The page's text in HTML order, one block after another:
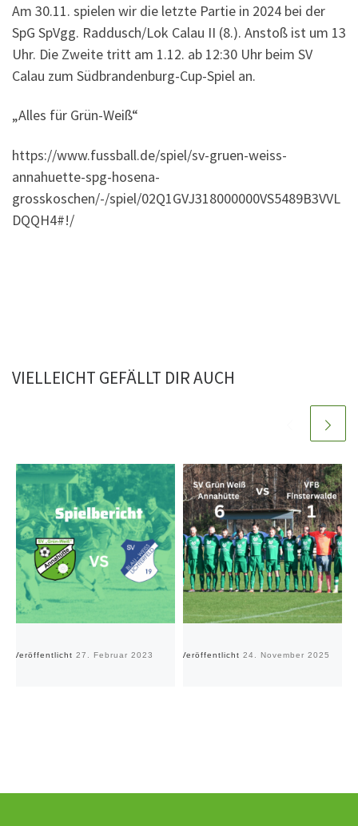
Am 30.11. spielen wir die letzte Partie in 2024 bei der
SpG SpVgg. Raddusch/Lok Calau II (8.). Anstoß ist um 13
Uhr. Die Zweite tritt am 1.12. ab 12:30 Uhr beim SV
Calau zum Südbrandenburg-Cup-Spiel an.
„Alles für Grün-Weiß“
https://www.fussball.de/spiel/sv-gruen-weiss-
annahuette-spg-hosena-
grosskoschen/-/spiel/02Q1GVJ318000000VS5489B3VVL
DQQH4#!/
VIELLEICHT GEFÄLLT DIR AUCH
Veröffentlicht 27. Februar 2023 Veröffentlicht 24. November 2025